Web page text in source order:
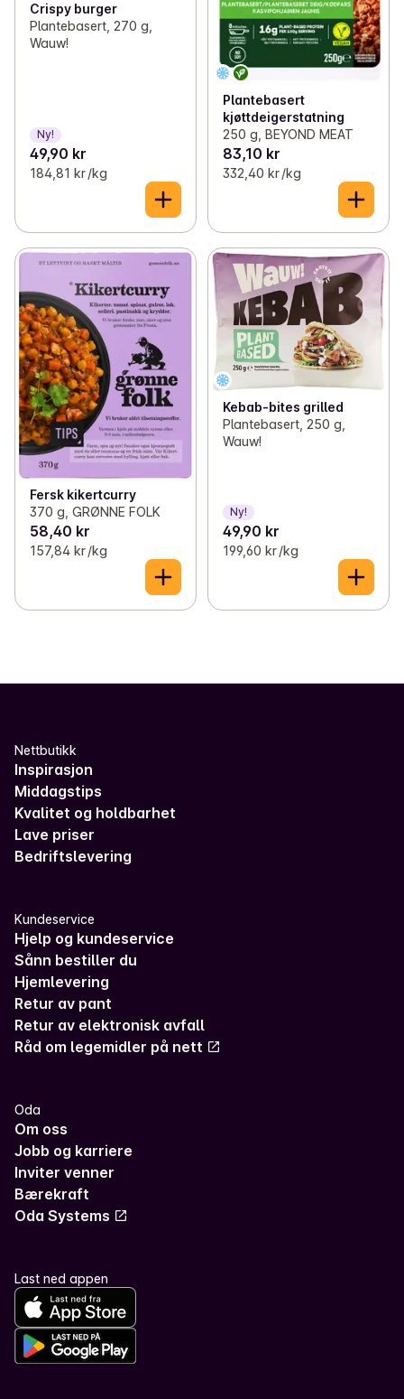
Crispy burger
Plantebasert, 270 g,
Wauw!
Ny!
49,90 kr
184,81 kr /kg
Plantebasert
kjøttdeigerstatning
250 g, BEYOND MEAT
83,10 kr
332,40 kr /kg
Fersk kikertcurry
370 g, GRØNNE FOLK
58,40 kr
157,84 kr /kg
Kebab-bites grilled
Plantebasert, 250 g,
Wauw!
Ny!
49,90 kr
199,60 kr /kg
Nettbutikk
Inspirasjon
Middagstips
Kvalitet og holdbarhet
Lave priser
Bedriftslevering
Kundeservice
Hjelp og kundeservice
Sånn bestiller du
Hjemlevering
Retur av pant
Retur av elektronisk avfall
Råd om legemidler på nett
Oda
Om oss
Jobb og karriere
Inviter venner
Bærekraft
Oda Systems
Last ned appen